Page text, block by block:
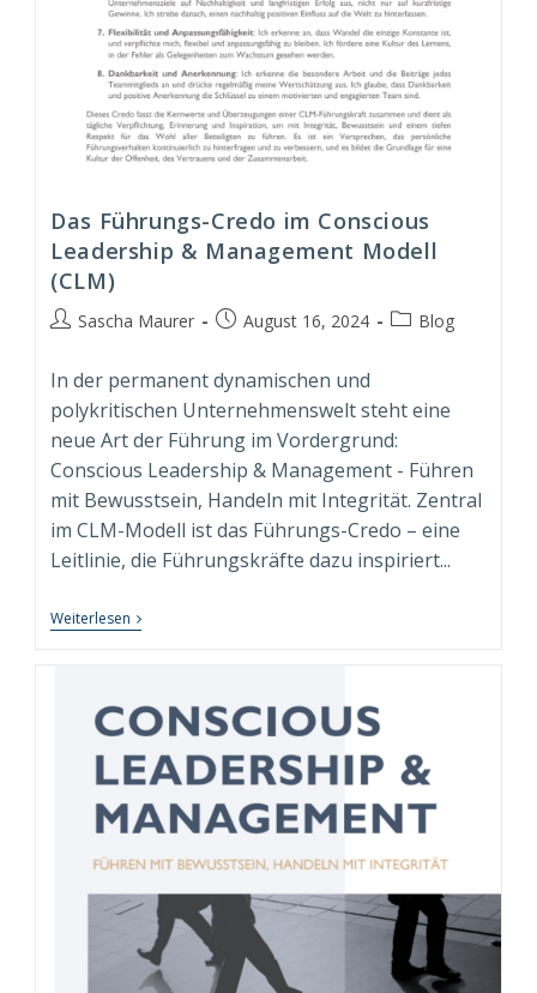
Das Führungs-Credo im Conscious
Leadership & Management Modell
(CLM)
Beitrags-
Sascha Maurer
BeitragAugust 16, 2024
Beitrags-
Blog
In der permanent dynamischen und
polykritischen Unternehmenswelt steht eine
neue Art der Führung im Vordergrund:
Conscious Leadership & Management - Führen
mit Bewusstsein, Handeln mit Integrität. Zentral
im CLM-Modell ist das Führungs-Credo – eine
Leitlinie, die Führungskräfte dazu inspiriert...
Weiterlesen Das
Führungs-
Leadership
&
Management
Modell
(CLM)